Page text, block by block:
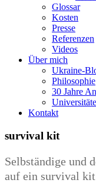
Glossar
Kosten
Presse
Referenzen
Videos
Über mich
Ukraine-
Philosophie
30 Jahre
Kontakt
survival kit
Selbständige und
auf ein survival